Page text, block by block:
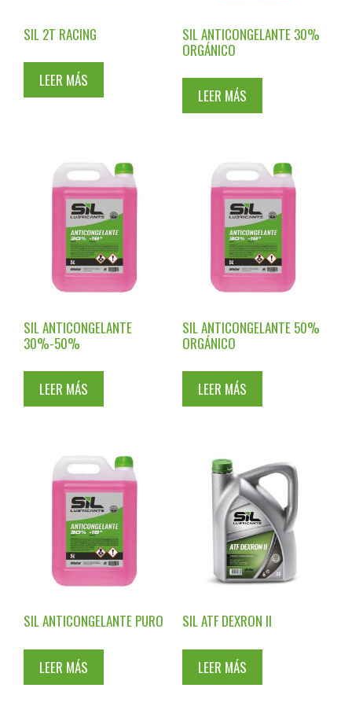
SIL 2T RACING
LEER MÁS
SIL ANTICONGELANTE 30%
ORGÁNICO
LEER MÁS
SIL ANTICONGELANTE
30%-50%
LEER MÁS
SIL ANTICONGELANTE 50%
ORGÁNICO
LEER MÁS
SIL ANTICONGELANTE PURO
LEER MÁS
SIL ATF DEXRON II
LEER MÁS